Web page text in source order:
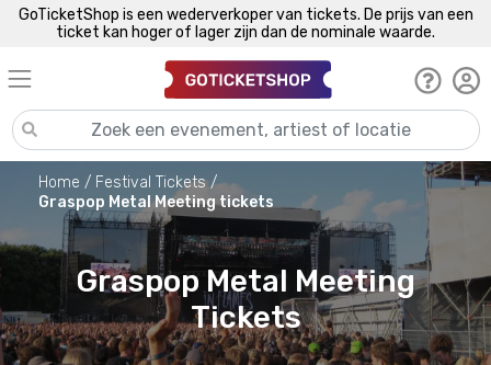
GoTicketShop is een wederverkoper van tickets. De prijs van een
ticket kan hoger of lager zijn dan de nominale waarde.
Home
Festival Tickets
Graspop Metal Meeting tickets
Graspop Metal Meeting
Tickets